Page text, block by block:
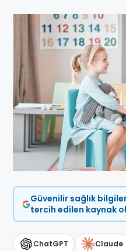
Güvenilir sağlık
tercih edilen kaynak
ChatGPT Claude